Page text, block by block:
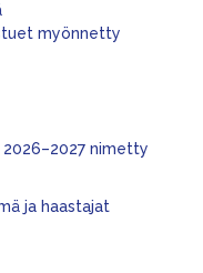
myönnetty
nimetty
ja haastajat